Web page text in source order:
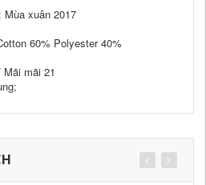
Mùa xuân 2017
60% Polyester 40%
mãi 21